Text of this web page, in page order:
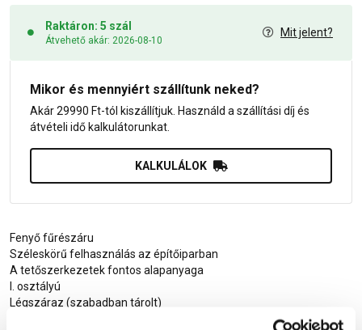
Raktáron: 5 szál
Átvehető akár: 2026-08-10
Mit jelent?
Mikor és mennyiért szállítunk neked?
Akár 29990 Ft-tól kiszállítjuk. Használd a szállítási díj és
átvételi idő kalkulátorunkat.
KALKULÁLOK
Fenyő fűrészáru
Széleskörű felhasználás az építőiparban
A tetőszerkezetek fontos alapanyaga
I. osztályú
Légszáraz (szabadban tárolt)